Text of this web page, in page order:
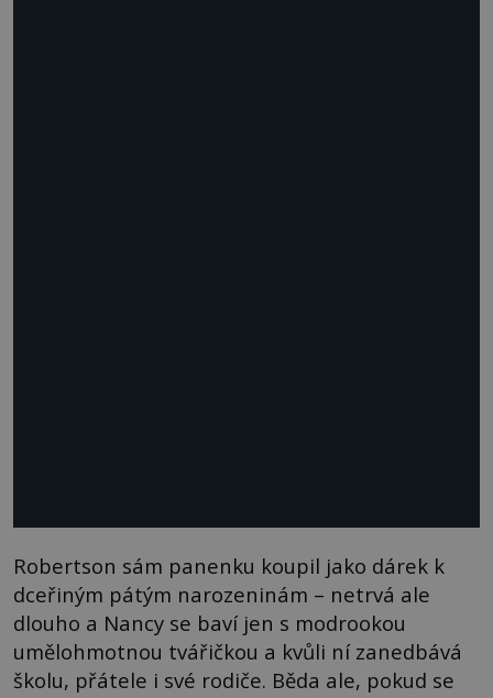
Robertson sám panenku koupil jako dárek k
dceřiným pátým narozeninám – netrvá ale
dlouho a Nancy se baví jen s modrookou
umělohmotnou tvářičkou a kvůli ní zanedbává
školu, přátele i své rodiče. Běda ale, pokud se